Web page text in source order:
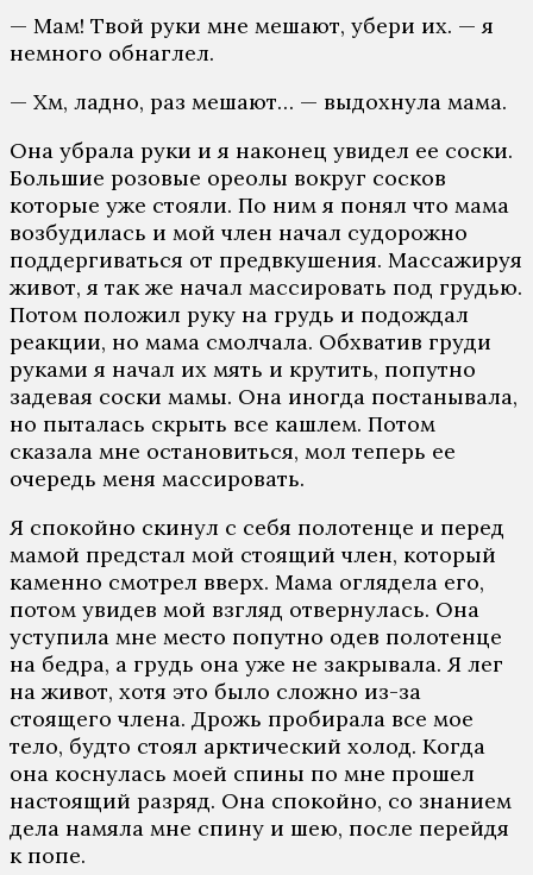
— Мам! Твой руки мне мешают, убери их. — я
немного обнаглел.
— Хм, ладно, раз мешают… — выдохнула мама.
Она убрала руки и я наконец увидел ее соски.
Большие розовые ореолы вокруг сосков
которые уже стояли. По ним я понял что мама
возбудилась и мой член начал судорожно
поддергиваться от предвкушения. Массажируя
живот, я так же начал массировать под грудью.
Потом положил руку на грудь и подождал
реакции, но мама смолчала. Обхватив груди
руками я начал их мять и крутить, попутно
задевая соски мамы. Она иногда постанывала,
но пыталась скрыть все кашлем. Потом
сказала мне остановиться, мол теперь ее
очередь меня массировать.
Я спокойно скинул с себя полотенце и перед
мамой предстал мой стоящий член, который
каменно смотрел вверх. Мама оглядела его,
потом увидев мой взгляд отвернулась. Она
уступила мне место попутно одев полотенце
на бедра, а грудь она уже не закрывала. Я лег
на живот, хотя это было сложно из-за
стоящего члена. Дрожь пробирала все мое
тело, будто стоял арктический холод. Когда
она коснулась моей спины по мне прошел
настоящий разряд. Она спокойно, со знанием
дела намяла мне спину и шею, после перейдя
к попе.